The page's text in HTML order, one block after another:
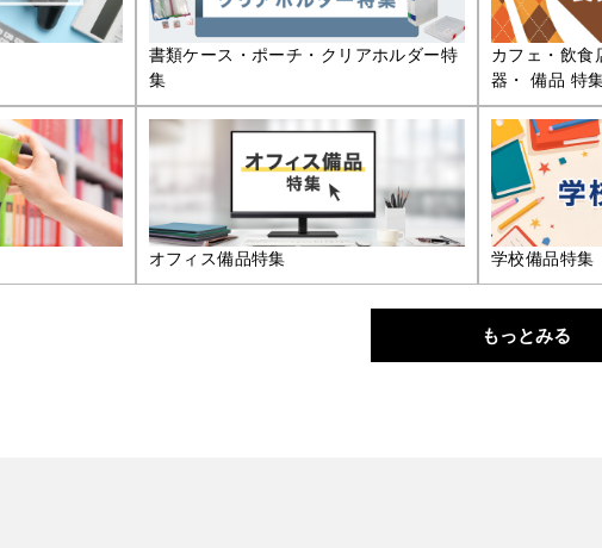
書類ケース・ポーチ・クリアホルダー特
集
カフェ・飲食
器・ 備品 特
オフィス備品特集 学校備品特集
もっとみる